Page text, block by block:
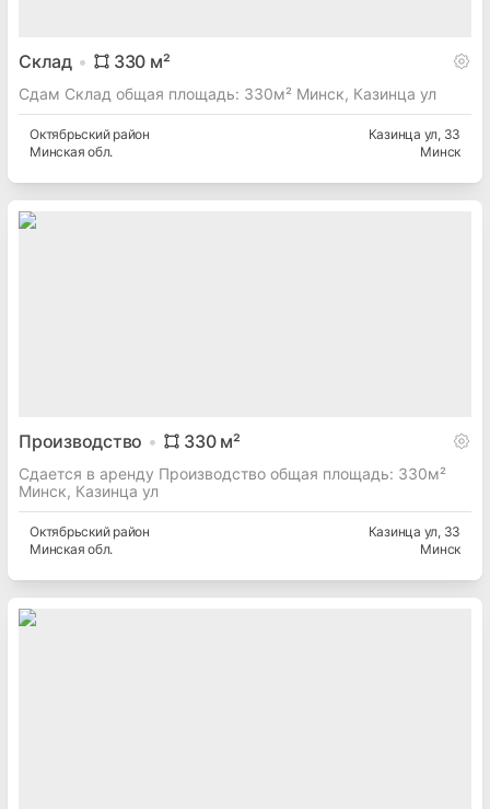
Склад 330 м²
Сдам Склад общая площадь: 330м² Минск, Казинца ул
Октябрьский район
Минская обл.
Казинца ул, 33
Минск
Производство 330м²
Сдается в аренду Производство общая площадь: 330м²
Минск, Казинца ул
Октябрьский район
Минская обл.
Казинца ул, 33
Минск